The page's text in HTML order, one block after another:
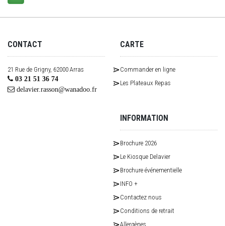
CONTACT
21 Rue de Grigny, 62000 Arras
03 21 51 36 74
delavier.rasson@wanadoo.fr
CARTE
Commander en ligne
Les Plateaux Repas
INFORMATION
Brochure 2026
Le Kiosque Delavier
Brochure événementielle
INFO +
Contactez nous
Conditions de retrait
Allergènes